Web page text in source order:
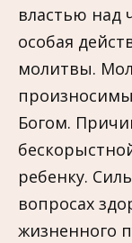
властью над
особая
молитвы.
Богом.
ребенку.
вопросах
жизненного